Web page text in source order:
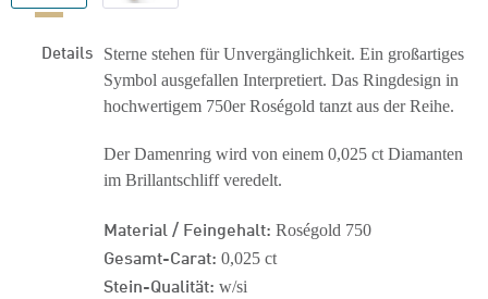
Details
Sterne stehen für Unvergänglichkeit. Ein großartiges
Symbol ausgefallen Interpretiert. Das Ringdesign in
hochwertigem 750er Roségold tanzt aus der Reihe.
Der Damenring wird von einem 0,025 ct Diamanten
im Brillantschliff veredelt.
Material / Feingehalt: Roségold 750
Gesamt-Carat: 0,025 ct
Stein-Qualität: w/si